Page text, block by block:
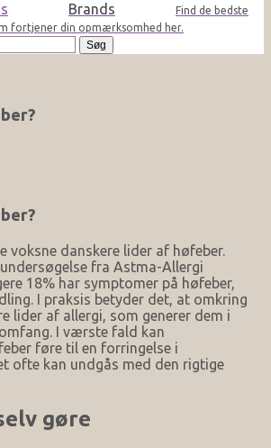
Brands
Find de bedste
fortjener din opmærksomhed her.
voksne danskere lider af høfeber.
fra Astma-Allergi
18% har symptomer på høfeber,
I praksis betyder det, at omkring
lider af allergi, som generer dem i
I værste fald kan
føre til en forringelse i
ofte kan undgås med den rigtige
gøre